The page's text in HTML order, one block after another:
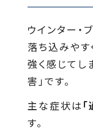
ウインター・
落ち込みやす
強く感じてし
害」です。
主な症状は
す。